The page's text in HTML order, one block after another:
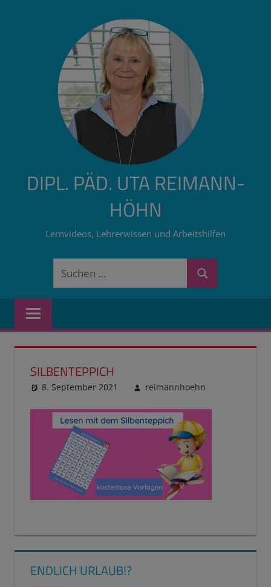
DIPL. PÄD. UTA REIMANN-
HÖHN
Lernvideos, Lehrerwissen und Arbeitshilfen
Suchen
Suchen
SILBENTEPPICH
8. September 2021 reimannhoehn
ENDLICH URLAUB!?